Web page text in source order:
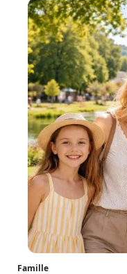
Famille